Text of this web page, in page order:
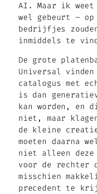
AI. Maar ik
wel gebeurt – op
bedrijfjes zouden
inmiddels te
De grote
Universal
catalogus met
is dan
kan worden, en
niet, maar
de kleine
moeten daarna
niet alleen
voor de rechter
misschien
precedent te